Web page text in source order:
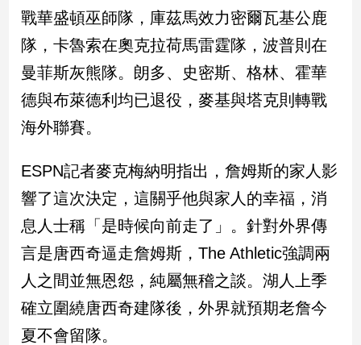
觀
點
娛
樂
星
聞
流
行/
時
追
星
戰華盛頓巫師隊，庫茲馬效力密爾瓦基公鹿
隊，卡魯索在奧克拉荷馬雷霆隊，波普則在
曼菲斯灰熊隊。朗多、史密斯、格林、霍華
德與布萊德利均已退役，麥基與塔克則轉戰
海外聯賽。
ESPN記者麥克梅納明指出，詹姆斯的家人影
響了這次決定，這關乎他與家人的幸福，消
息人士稱「是時候向前走了」。針對外界傳
言是唐西奇逼走詹姆斯，The Athletic強調兩
人之間並無恩怨，純屬無稽之談。湖人上季
確立圍繞唐西奇建隊後，外界就預期老詹今
夏不會留隊。